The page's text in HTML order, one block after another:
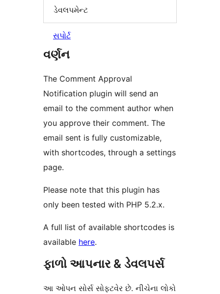
ડેવલપમેન્ટ
સપોર્ટ
વર્ણન
The Comment Approval
Notification plugin will send an
email to the comment author when
you approve their comment. The
email sent is fully customizable,
with shortcodes, through a settings
page.
Please note that this plugin has
only been tested with PHP 5.2.x.
A full list of available shortcodes is
available here.
ફાળો આપનાર & ડેવલપર્સ
આ ઓપન સોર્સ સોફ્ટવેર છે. નીચેના લોકો